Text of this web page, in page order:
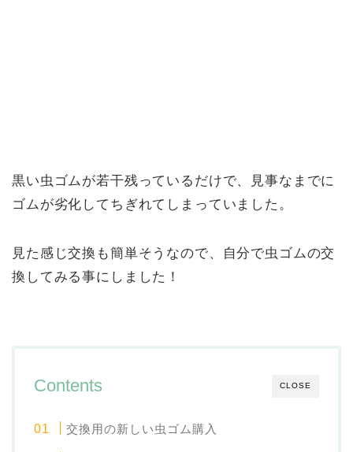
黒い虫ゴムが若干残っているだけで、見事なまでに
ゴムが劣化してちぎれてしまっていました。
見た感じ交換も簡単そうなので、自分で虫ゴムの交
換してみる事にしました！
CLOSE
Contents
交換用の新しい虫ゴム購入